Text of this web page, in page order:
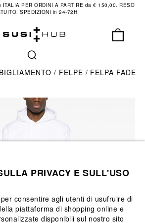
ITALIA PER ORDINI A PARTIRE da € 150,00. RESO
SPEDIZIONI in 24-72H.
FELPE FELPA FADE
PRIVACY E SULL'USO
consentire agli utenti di usufruire di
piattaforma di shopping online e
disponibili sul nostro sito